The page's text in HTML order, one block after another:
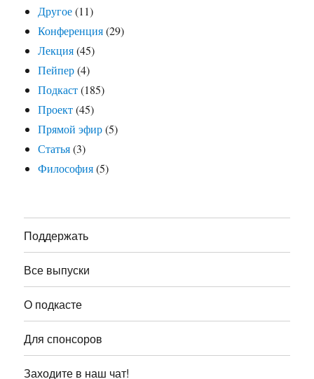
Другое(11)
Конференция(29)
Лекция(45)
Пейпер(4)
Подкаст(185)
Проект(45)
Прямой эфир(5)
Статья(3)
Философия(5)
Поддержать
Все выпуски
О подкасте
Для спонсоров
Заходите в наш чат!